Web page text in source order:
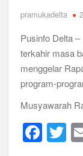
Cetak Generasi
Pramuka SMKN
Sosial Melalui
Gemuruh
Perkuat
pramukadelta
Pusinfo Delta
terkahir masa
menggelar
program-
Musyawarah
F T